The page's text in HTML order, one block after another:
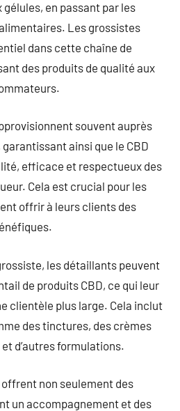
en passant par les
Les grossistes
dans cette chaîne de
des produits de qualité aux
souvent auprès
ainsi que le CBD
efficace et respectueux des
Cela est crucial pour les
offrir à leurs clients des
les détaillants peuvent
de produits CBD, ce qui leur
clientèle plus large. Cela inclut
des tinctures, des crèmes
d’autres formulations.
non seulement des
un accompagnement et des